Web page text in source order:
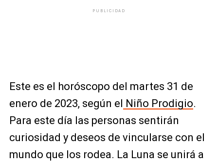
PUBLICIDAD
Este es el horóscopo del martes 31 de
enero de 2023, según el Niño Prodigio.
Para este día las personas sentirán
curiosidad y deseos de vincularse con el
mundo que los rodea. La Luna se unirá a